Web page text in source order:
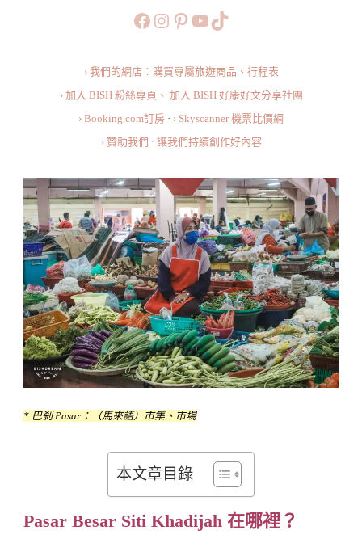
的
蒂
卡
迪
查
巴
剎
What
To
Do
At
Pasar
Besar
Siti
Bharu
https://www.facebook.com/
https://
https://
旅行美食小短片TikTok
› 我們的網店：購買專屬旅遊商品、行程表
› 加入 BISH 粉絲專頁、 加入 BISH 好康好文分享社團
› Booking.com訂房 · › Skyscanner 機票比價網
› 贊助我們 · 讓我們持續創作好內容
* 巴剎 Pasar：（馬來語）市集、市場
本文章目錄
Pasar Besar Siti Khadijah 在哪裡？